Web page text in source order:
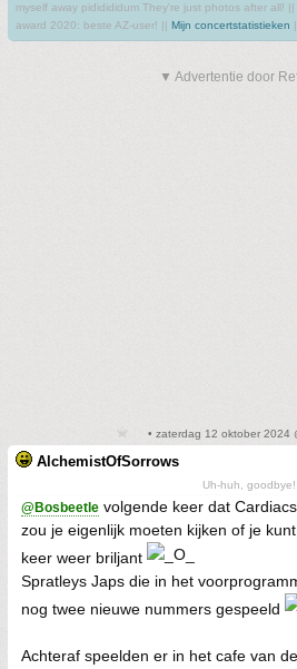
myself away pididididum They're just photos after all! ||
award 2020: beste AZ-user! || Mijn concertstatistieken
▼ Advertentie door
• zaterdag 12 oktober 2024
AlchemistOfSorrows
Uh-huh, goodbye!
@Bosbeetle volgende keer dat
zou je eigenlijk moeten kijken of je
keer weer briljant
Spratleys Japs die in het
nog twee nieuwe nummers gespeeld
Achteraf speelden er in het cafe van